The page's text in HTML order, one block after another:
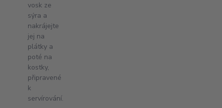
vosk ze
sýra a
nakrájejte
jej na
plátky a
poté na
kostky,
připravené
k
servírování.